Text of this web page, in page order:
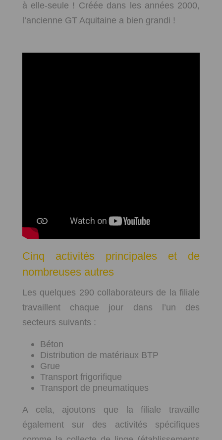
à elle-seule ! Créée dans les années 2000,
l’ancienne GT Aquitaine a bien grandi !
Cinq activités principales et de
nombreuses autres
Les quelques 290 collaborateurs de la filiale
travaillent chaque jour dans l’un des
secteurs suivants :
Béton
Distribution de matériaux BTP
Grue
Transport frigorifique
Transport de pneumatiques
A cela, ajoutons que la filiale travaille
également sur des activités spécifiques